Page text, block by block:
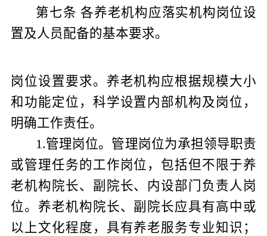
第七条各养老机构应落实机构岗位设
置及人员配备的基本要求。
岗位设置要求。养老机构应根据规模大小
和功能定位，科学设置内部机构及岗位，
明确工作责任。
1 .管理岗位。管理岗位为承担领导职责
或管理任务的工作岗位，包括但不限于养
老机构院长、副院长、内设部门负责人岗
位。养老机构院长、副院长应具有高中或
以上文化程度，具有养老服务专业知识；